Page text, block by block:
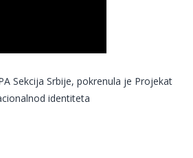
Sekcija Srbije, pokrenula je Projekat
identiteta